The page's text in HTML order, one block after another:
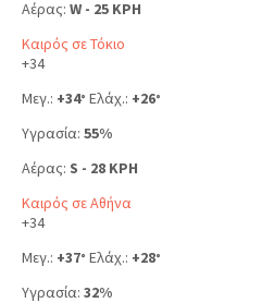
Αέρας: W - 25 KPH
Καιρός σε Τόκιο
+34
Μεγ.: +34° Ελάχ.: +26°
Υγρασία: 55%
Αέρας: S - 28 KPH
Καιρός σε Αθήνα
+34
Μεγ.: +37° Ελάχ.: +28°
Υγρασία: 32%